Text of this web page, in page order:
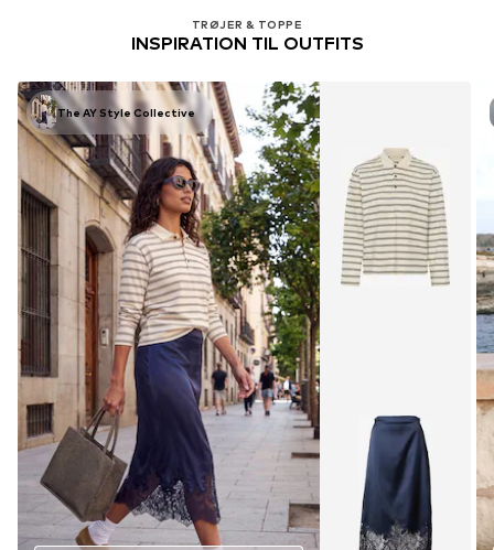
TRØJER & TOPPE
INSPIRATION TIL OUTFITS
The AY Style Collective